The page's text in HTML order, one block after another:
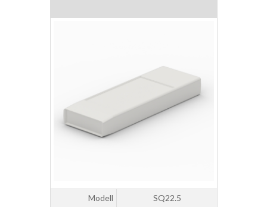
Modell SQ22.5